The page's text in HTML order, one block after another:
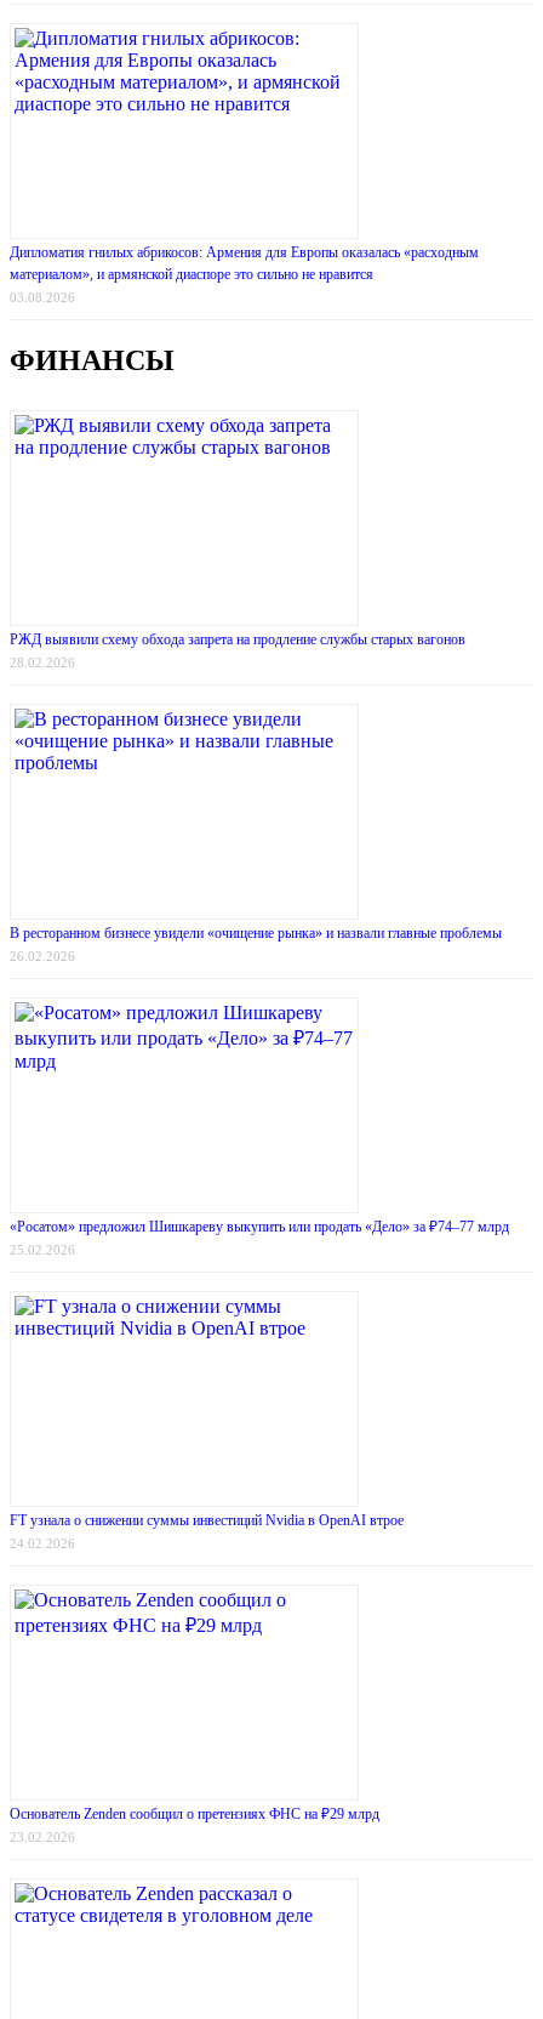
Дипломатия гнилых абрикосов: Армения для Европы оказалась «расходным
материалом», и армянской диаспоре это сильно не нравится
03.08.2026
ФИНАНСЫ
РЖД выявили схему обхода запрета на продление службы старых вагонов
28.02.2026
В ресторанном бизнесе увидели «очищение рынка» и назвали главные проблемы
26.02.2026
«Росатом» предложил Шишкареву выкупить или продать «Дело» за ₽74–77 млрд
25.02.2026
FT узнала о снижении суммы инвестиций Nvidia в OpenAI втрое
24.02.2026
Основатель Zenden сообщил о претензиях ФНС на ₽29 млрд
23.02.2026